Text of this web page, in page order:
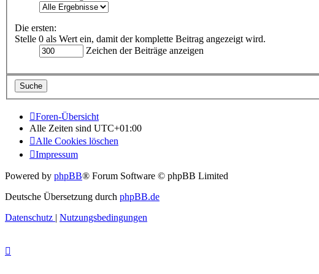
Die ersten:
Stelle 0 als Wert ein, damit der komplette Beitrag angezeigt wird.
Zeichen der Beiträge anzeigen
Foren-Übersicht
Alle Zeiten sind UTC+01:00
Alle Cookies löschen
Impressum
Powered by phpBB® Forum Software © phpBB Limited
Deutsche Übersetzung durch phpBB.de
Datenschutz | Nutzungsbedingungen